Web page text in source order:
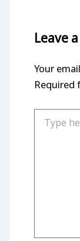
Leave
Your
Required
here..